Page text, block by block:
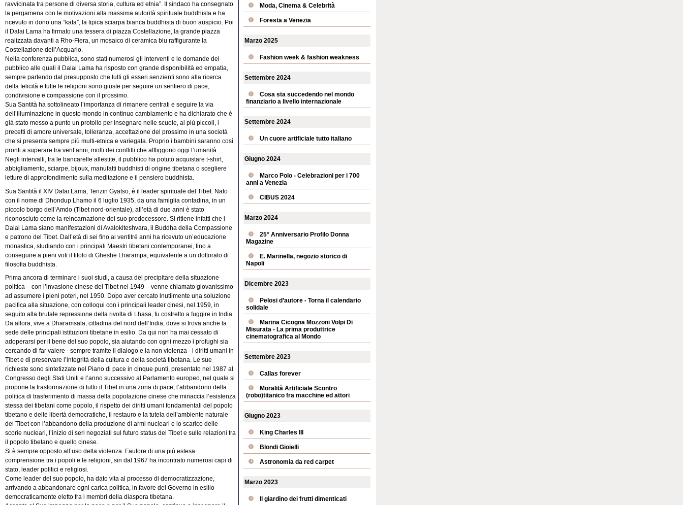
ravvicinata tra persone di diversa storia, cultura ed etnia”. Il sindaco ha consegnato
la pergamena con le motivazioni alla massima autorità spirituale buddhista e ha
ricevuto in dono una “kata”, la tipica sciarpa bianca buddhista di buon auspicio. Poi
il Dalai Lama ha firmato una tessera di piazza Costellazione, la grande piazza
realizzata davanti a Rho-Fiera, un mosaico di ceramica blu raffigurante la
Costellazione dell’Acquario.
Nella conferenza pubblica, sono stati numerosi gli interventi e le domande del
pubblico alle quali il Dalai Lama ha risposto con grande disponibilità ed empatia,
sempre partendo dal presupposto che tutti gli esseri senzienti sono alla ricerca
della felicità e tutte le religioni sono giuste per seguire un sentiero di pace,
condivisione e compassione con il prossimo.
Sua Santità ha sottolineato l’importanza di rimanere centrati e seguire la via
dell’illuminazione in questo mondo in continuo cambiamento e ha dichiarato che è
già stato messo a punto un protollo per insegnare nelle scuole, ai più piccoli, i
precetti di amore universale, tolleranza, accettazione del prossimo in una società
che si presenta sempre più multi-etnica e variegata. Proprio i bambini saranno così
pronti a superare tra vent’anni, molti dei conflitti che affliggono oggi l’umanità.
Negli intervalli, tra le bancarelle allestite, il pubblico ha potuto acquistare t-shirt,
abbigliamento, sciarpe, bijoux, manufatti buddhisti di origine tibetana o scegliere
letture di approfondimento sulla meditazione e il pensiero buddhista.
Sua Santità il XIV Dalai Lama, Tenzin Gyatso, è il leader spirituale del Tibet. Nato
con il nome di Dhondup Lhamo il 6 luglio 1935, da una famiglia contadina, in un
piccolo borgo dell’Amdo (Tibet nord-orientale), all’età di due anni è stato
riconosciuto come la reincarnazione del suo predecessore. Si ritiene infatti che i
Dalai Lama siano manifestazioni di Avalokiteshvara, il Buddha della Compassione
e patrono del Tibet. Dall’età di sei fino ai ventitré anni ha ricevuto un’educazione
monastica, studiando con i principali Maestri tibetani contemporanei, fino a
conseguire a pieni voti il titolo di Gheshe Lharampa, equivalente a un dottorato di
filosofia buddhista.
Prima ancora di terminare i suoi studi, a causa del precipitare della situazione
politica – con l’invasione cinese del Tibet nel 1949 – venne chiamato giovanissimo
ad assumere i pieni poteri, nel 1950. Dopo aver cercato inutilmente una soluzione
pacifica alla situazione, con colloqui con i principali leader cinesi, nel 1959, in
seguito alla brutale repressione della rivolta di Lhasa, fu costretto a fuggire in India.
Da allora, vive a Dharamsala, cittadina del nord dell’India, dove si trova anche la
sede delle principali istituzioni tibetane in esilio. Da qui non ha mai cessato di
adoperarsi per il bene del suo popolo, sia aiutando con ogni mezzo i profughi sia
cercando di far valere - sempre tramite il dialogo e la non violenza - i diritti umani in
Tibet e di preservare l’integrità della cultura e della società tibetana. Le sue
richieste sono sintetizzate nel Piano di pace in cinque punti, presentato nel 1987 al
Congresso degli Stati Uniti e l’anno successivo al Parlamento europeo, nel quale si
propone la trasformazione di tutto il Tibet in una zona di pace, l’abbandono della
politica di trasferimento di massa della popolazione cinese che minaccia l’esistenza
stessa dei tibetani come popolo, il rispetto dei diritti umani fondamentali del popolo
tibetano e delle libertà democratiche, il restauro e la tutela dell’ambiente naturale
del Tibet con l’abbandono della produzione di armi nucleari e lo scarico delle
scorie nucleari, l’inizio di seri negoziati sul futuro status del Tibet e sulle relazioni tra
il popolo tibetano e quello cinese.
Si è sempre opposto all’uso della violenza. Fautore di una più estesa
comprensione tra i popoli e le religioni, sin dal 1967 ha incontrato numerosi capi di
stato, leader politici e religiosi.
Come leader del suo popolo, ha dato vita al processo di democratizzazione,
arrivando a abbandonare ogni carica politica, in favore del Governo in esilio
democraticamente eletto fra i membri della diaspora tibetana.
Moda, Cinema & Celebrità
Foresta a Venezia
Marzo 2025
Fashion week & fashion weakness
Settembre 2024
Cosa sta succedendo nel mondo
finanziario a livello internazionale
Settembre 2024
Un cuore artificiale tutto italiano
Giugno 2024
Marco Polo - Celebrazioni per i 700
anni a Venezia
CIBUS 2024
Marzo 2024
25° Anniversario Profilo Donna
Magazine
E. Marinella, negozio storico di
Napoli
Dicembre 2023
Pelosi d’autore - Torna il calendario
solidale
Marina Cicogna Mozzoni Volpi Di
Misurata - La prima produttrice
cinematografica al Mondo
Settembre 2023
Callas forever
Moralità Artificiale Scontro
(robo)titanico fra macchine ed attori
Giugno 2023
King Charles III
Blondi Gioielli
Astronomia da red carpet
Marzo 2023
Il giardino dei frutti dimenticati